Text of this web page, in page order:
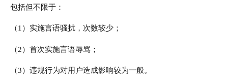
包括但不限于：
（1）实施言语骚扰，次数较少；
（2）首次实施言语辱骂；
（3）违规行为对用户造成影响较为一般。